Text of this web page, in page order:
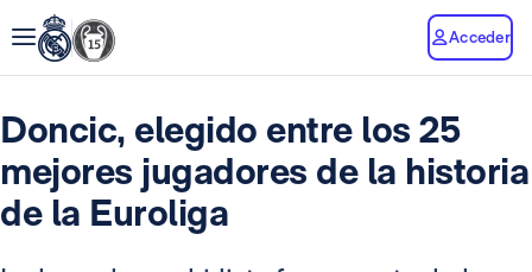
Acceder
Doncic, elegido entre los 25
mejores jugadores de la historia
de la Euroliga